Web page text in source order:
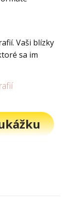
Vaši blízky
sa im